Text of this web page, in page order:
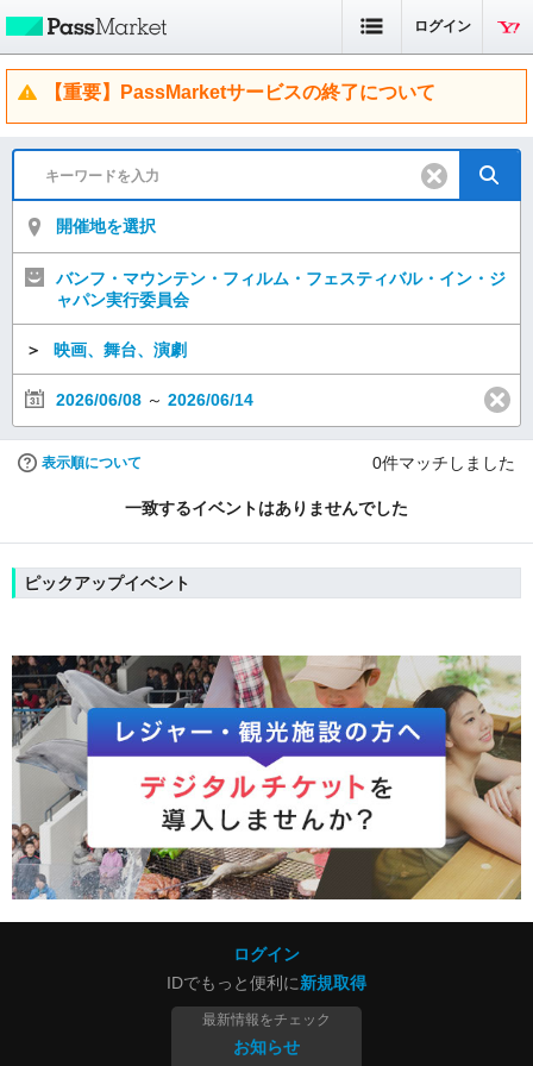
ログイン
【重要】PassMarketサービスの終了について
開催地を選択
バンフ・マウンテン・フィルム・フェスティバル・イン・ジ
ャパン実行委員会
＞ 映画、舞台、演劇
2026/06/08 ～ 2026/06/14
表示順について 0件マッチしました
一致するイベントはありませんでした
ピックアップイベント
ログイン
IDでもっと便利に新規取得
最新情報をチェック
お知らせ